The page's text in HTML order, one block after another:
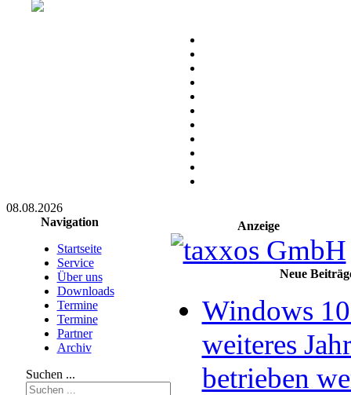
08.08.2026
Navigation
Startseite
Service
Über uns
Downloads
Termine
Termine
Partner
Archiv
Suchen ...
Anzeige
Neue
Windows
weiteres
betrieben